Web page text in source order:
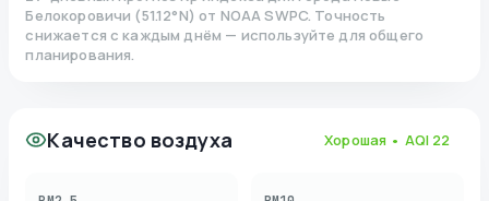
Белокоровичи (51.12°N)от NOAA SWPC. Точность
снижается с каждым днём — используйте для общего
планирования.
Качество воздуха Хорошая • AQI 22